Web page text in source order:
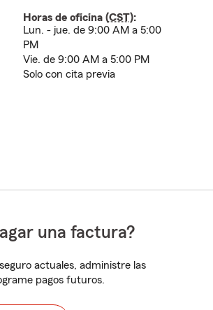
Horas de oficina (CST):
Lun. - jue. de 9:00 AM a 5:00
PM
Vie. de 9:00 AM a 5:00 PM
Solo con cita previa
una factura?
actuales, administre las
pagos futuros.